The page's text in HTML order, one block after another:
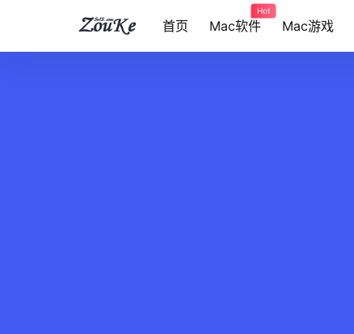
首页 Mac软件
Hot
Mac游戏